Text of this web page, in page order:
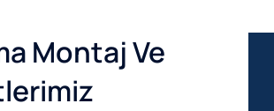
Montaj Ve